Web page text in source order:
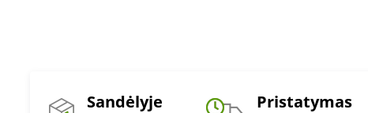
Sandėlyje Pristatymas